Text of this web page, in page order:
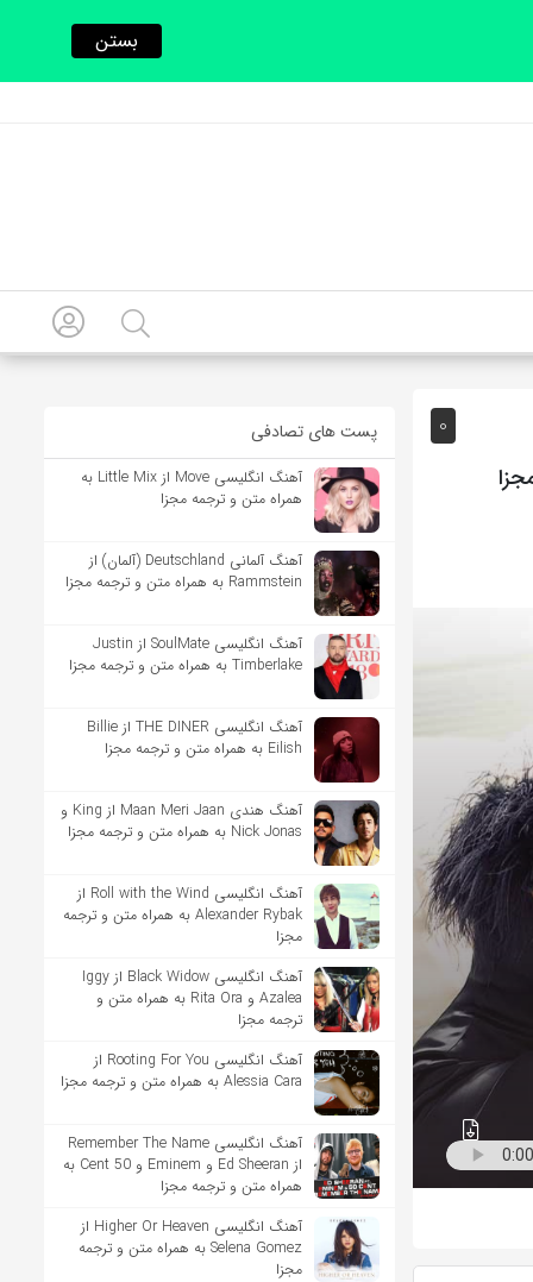
0 پست های تصادفی
آهنگ انگلیسی Move از Little Mix به
همراه متن و ترجمه مجزا
آهنگ آلمانی Deutschland (آلمان) از
Rammstein به همراه متن و ترجمه مجزا
آهنگ انگلیسی SoulMate از Justin
Timberlake به همراه متن و ترجمه مجزا
آهنگ انگلیسی THE DINER از Billie
Eilish به همراه متن و ترجمه مجزا
آهنگ هندی Maan Meri Jaan از King و
Nick Jonas به همراه متن و ترجمه مجزا
آهنگ انگلیسی Roll with the Wind از
Alexander Rybak به همراه متن و ترجمه
مجزا
آهنگ انگلیسی Black Widow از Iggy
Azalea و Rita Ora به همراه متن و
ترجمه مجزا
آهنگ انگلیسی Rooting For You از
Alessia Cara به همراه متن و ترجمه مجزا
آهنگ انگلیسی Remember The Name
از Ed Sheeran و Eminem و 50 Cent به
همراه متن و ترجمه مجزا
آهنگ انگلیسی Higher Or Heaven از
Selena Gomez به همراه متن و ترجمه
مجزا
بستن